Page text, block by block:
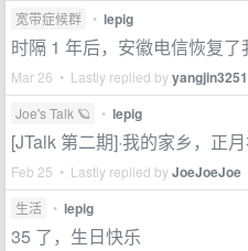
宽带症候群 • lepig
时隔 1 年后，安徽电信恢复了
Mar 26 • Lastly replied byyangjin3251
Joe's Talk 🪐 • lepig
[JTalk 第二期]·我的家乡，正
Feb 25 • Lastly replied byJoeJoeJoe
生活 • lepig
35 了，生日快乐